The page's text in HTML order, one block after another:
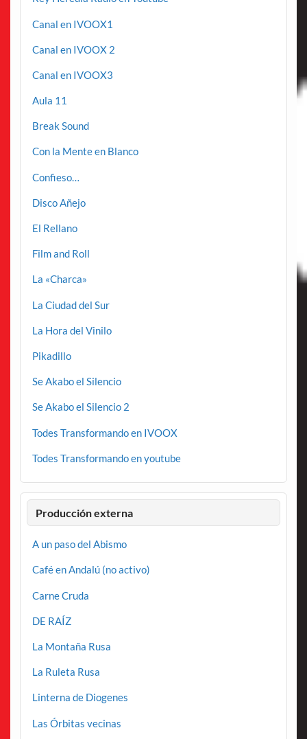
Canal en IVOOX1
Canal en IVOOX 2
Canal en IVOOX3
Aula 11
Break Sound
Con la Mente en Blanco
Confieso…
Disco Añejo
El Rellano
Film and Roll
La «Charca»
La Ciudad del Sur
La Hora del Vinilo
Pikadillo
Se Akabo el Silencio
Se Akabo el Silencio 2
Todes Transformando en IVOOX
Todes Transformando en youtube
Producción externa
A un paso del Abismo
Café en Andalú (no activo)
Carne Cruda
DE RAÍZ
La Montaña Rusa
La Ruleta Rusa
Linterna de Diogenes
Las Órbitas vecinas